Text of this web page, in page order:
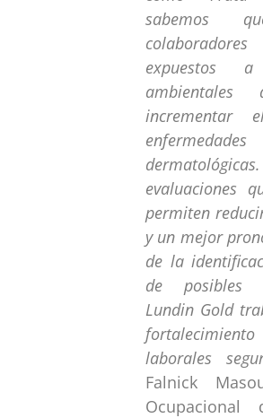
sabemos
expuestos a
ambientales
incrementar
enfermedades
evaluaciones
permiten
y un mejor
de la
de posibles
Lundin Gold
laborales
Falnick